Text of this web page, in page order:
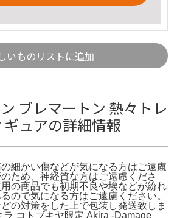
いものリストに追加
ブレマートン 熱々トレ
ュアの詳細情報
細かい傷などが気になる方はご遠慮
ため、神経質な方はご遠慮くださ
の商品でも初期不良や埃などが紛れ
ので気になる方はご遠慮ください。
どの対策をした上で包装し発送致しま
コトブキヤ限定 Akira -Damage